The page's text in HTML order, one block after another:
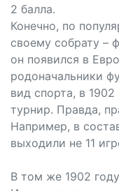
2 балла.
Конечно, по
своему собрату –
он появился в
родоначальники
вид спорта, в
турнир. Правда,
Например, в
выходили не 11
В том же 1902